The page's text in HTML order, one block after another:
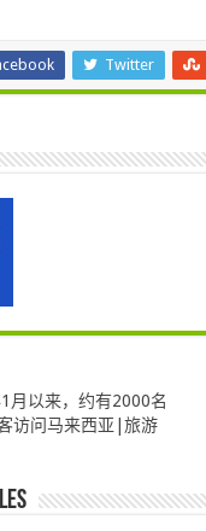
Twitter
月以来，约有2000名
访问马来西亚|旅游